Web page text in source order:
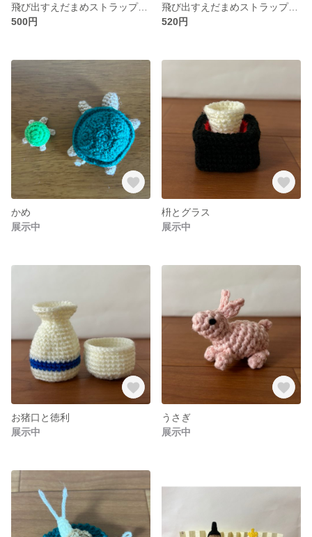
飛び出すえだまめストラップ（2粒）
500円
飛び出すえだまめストラップ（3粒）
520円
かめ
展示中
枡とグラス
展示中
お猪口と徳利
展示中
うさぎ
展示中